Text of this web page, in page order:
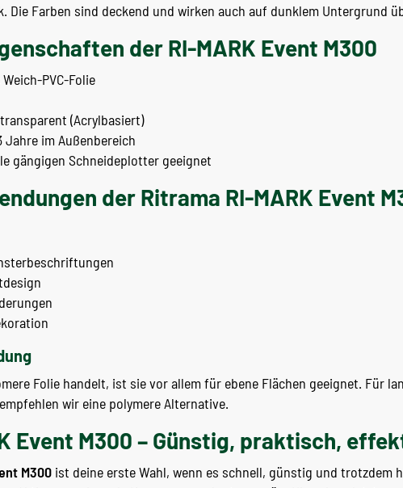
Die Farben sind deckend und wirken auch auf dunklem Untergrund
der RI-MARK Event M300
PVC-Folie
(Acrylbasiert)
Jahre im Außenbereich
gängigen Schneideplotter geeignet
der Ritrama RI-MARK Event
Folie handelt, ist sie vor allem für ebene Flächen geeignet. Für
wir eine polymere Alternative.
Event M300 – Günstig, praktisch,
M300 ist deine erste Wahl, wenn es schnell, günstig und trotzdem